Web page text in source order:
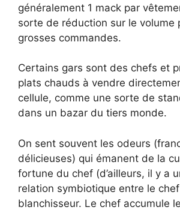
généralement 1 mack par
sorte de réduction sur le volume
grosses commandes.
Certains gars sont des chefs et
plats chauds à vendre
cellule, comme une sorte de
dans un bazar du tiers monde.
On sent souvent les odeurs
délicieuses) qui émanent de la
fortune du chef (d’ailleurs, il y a
relation symbiotique entre le
blanchisseur. Le chef accumule